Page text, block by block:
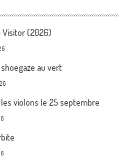
Visitor (2026)
shoegaze au vert
violons le 25 septembre